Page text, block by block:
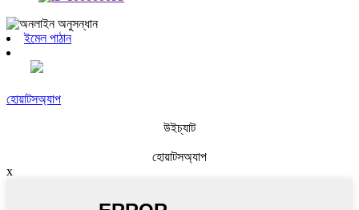
ইমেল পাঠান
হোয়াটসঅ্যাপ
উইচ্যাট
হোয়াটসঅ্যাপ
x